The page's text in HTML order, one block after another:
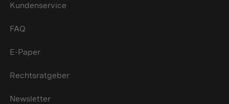
Kundenservice
FAQ
E-Paper
Rechtsratgeber
Newsletter